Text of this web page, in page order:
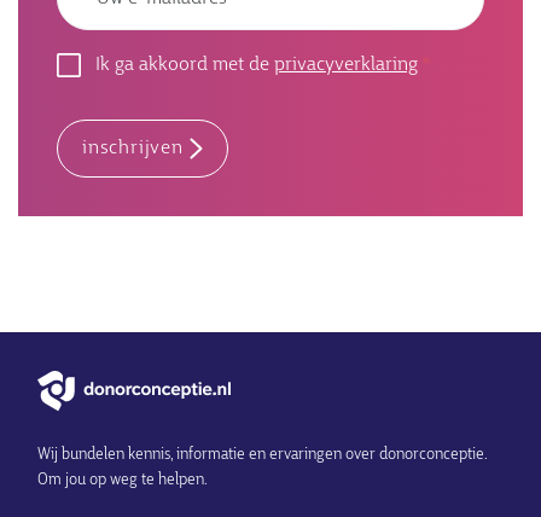
Ik ga akkoord met de privacyverklaring
inschrijven
Wij bundelen kennis, informatie en ervaringen over donorconceptie.
Om jou op weg te helpen.